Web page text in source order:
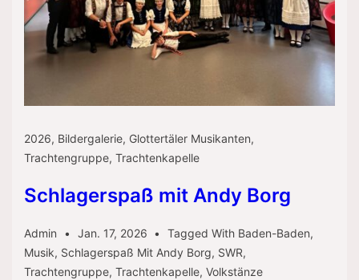
2026, Bildergalerie, Glottertäler Musikanten,
Trachtengruppe, Trachtenkapelle
Schlagerspaß mit Andy Borg
Admin Jan. 17, 2026 Tagged With Baden-Baden,
Musik, Schlagerspaß Mit Andy Borg, SWR,
Trachtengruppe, Trachtenkapelle, Volkstänze